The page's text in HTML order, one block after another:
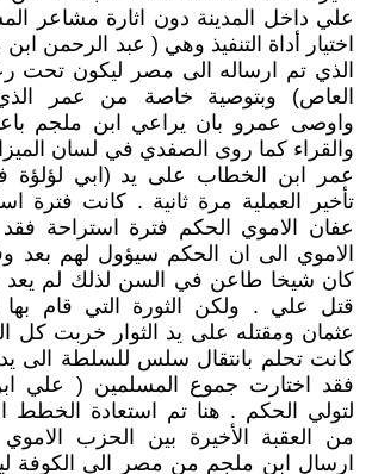
علي داخل المدينة دون اثارة مشاعر
اختيار أداة التنفيذ وهي ( عبد الرحمن
الذي تم ارساله الى مصر ليكون تحت
العاص) وبتوصية خاصة من عمر
واوصى عمرو بان يراعي ابن ملجم
والقراء كما روى الصفدي في لسان
عمر ابن الخطاب على يد (ابي لؤلؤة
تأخير العملية مرة ثانية . كانت فترة
عفان الاموي الحكم فترة استراحة
الاموي الى ان الحكم سيؤول لهم بعد
كان شيخا طاعن في السن لذلك لم يعد
قتل علي . ولكن الثورة التي قام
عثمان ومقتله على يد الثوار خربت كل
كانت تحلم بانتقال سلس للسلطة الى
فقد اختارت جموع المسلمين ( علي
لتولي الحكم . هنا تم استعادة الخطط
من العقبة الأخيرة بين الحزب
ارسال ابن ملجم من مصر الى الكوفة